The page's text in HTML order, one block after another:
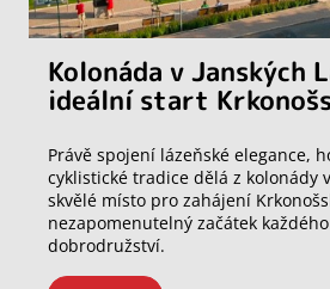
Kolonáda v Janských
ideální start
Právě spojení lázeňské elegance,
cyklistické tradice dělá z kolonády
skvělé místo pro zahájení
nezapomenutelný začátek
dobrodružství.